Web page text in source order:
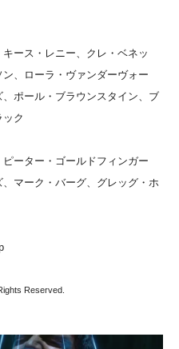
ース・レニー、クレ・ベネッ
、ローラ・ヴァンダーヴォー
ポール・ブラウンスタイン、ブ
ク
ーター・ゴールドフィンガー
マーク・バーグ、グレッグ・ホ
Reserved.